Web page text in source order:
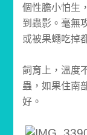
個性膽小怕生
到蟲影。毫無
或被果蠅吃掉
飼育上，溫度
蟲，如果住南
好。